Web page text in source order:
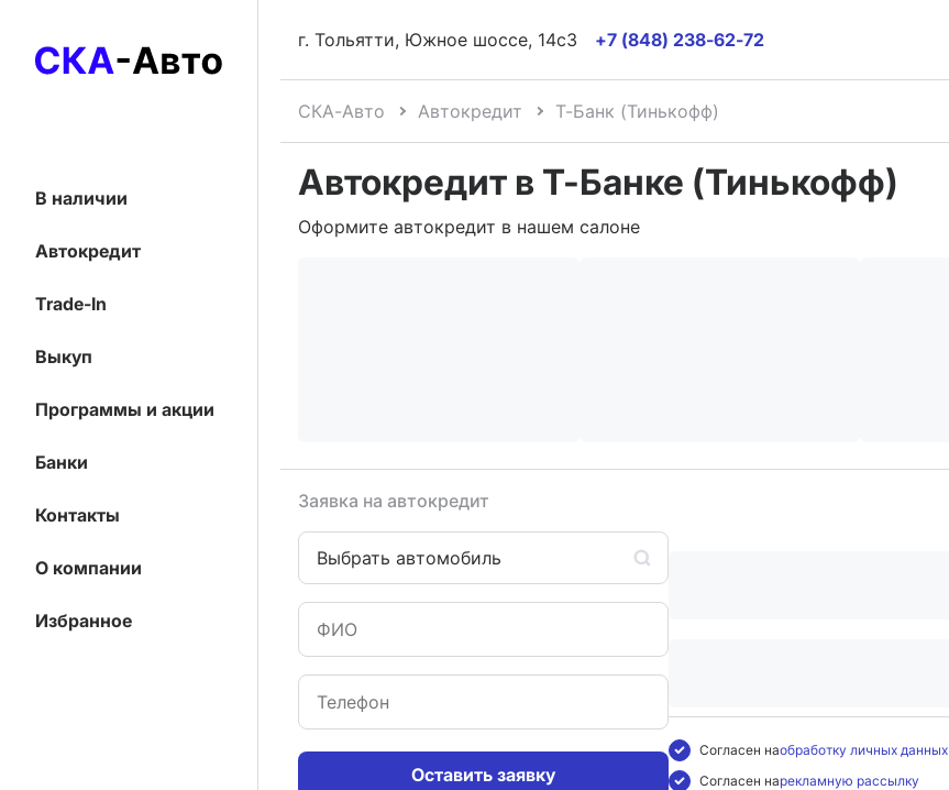
В наличии
Автокредит
Trade-In
Выкуп
Программы и акции
Банки
Контакты
О компании
Избранное
г. Тольятти, Южное шоссе, 14с3 +7 (848) 238-62-72
СКА-Авто Автокредит Т-Банк (Тинькофф)
Автокредит в Т-Банке (Тинькофф)
Оформите автокредит в нашем салоне
Заявка на автокредит
Согласен наобработку личных данных
Согласен нарекламную рассылку
Выбрать автомобиль
Оставить заявку